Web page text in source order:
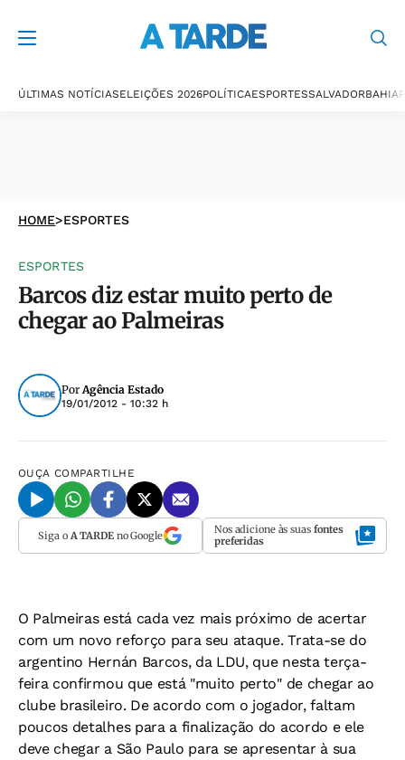
ÚLTIMAS NOTÍCIASELEIÇÕES 2026POLÍTICAESPORTESSALVADORBAHIA
HOME>ESPORTES
ESPORTES
Barcos diz estar muito perto de
chegar ao Palmeiras
PorAgência Estado
19/01/2012 - 10:32 h
OUÇA COMPARTILHE
Siga o A TARDEno Google Nos adicione às suas fontes
preferidas
O Palmeiras está cada vez mais próximo de acertar
com um novo reforço para seu ataque. Trata-se do
argentino Hernán Barcos, da LDU, que nesta terça-
feira confirmou que está "muito perto" de chegar ao
clube brasileiro. De acordo com o jogador, faltam
poucos detalhes para a finalização do acordo e ele
deve chegar a São Paulo para se apresentar à sua